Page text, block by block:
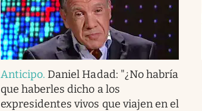
Anticipo. Daniel Hadad: "¿No habría
que haberles dicho a los
expresidentes vivos que viajen en el